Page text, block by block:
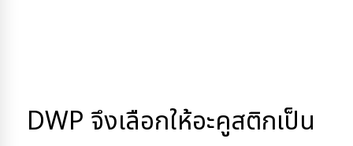
DWP จึงเลือกให้อะคูสติกเป็น